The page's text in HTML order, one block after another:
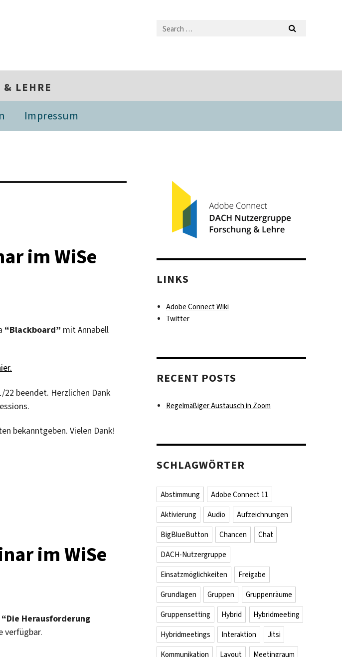
& LEHRE
Impressum
im WiSe
“Blackboard” mit Annabell
22 beendet. Herzlichen Dank
bekanntgeben. Vielen Dank!
im WiSe
“Die Herausforderung
verfügbar.
LINKS
Adobe Connect Wiki
Twitter
RECENT POSTS
Regelmäßiger Austausch in Zoom
SCHLAGWÖRTER
Abstimmung Adobe Connect 11
Aktivierung Audio Aufzeichnungen
BigBlueButton Chancen Chat
DACH-Nutzergruppe
Einsatzmöglichkeiten Freigabe
Grundlagen Gruppen Gruppenräume
Gruppensetting Hybrid Hybridmeeting
Hybridmeetings Interaktion Jitsi
Kommunikation Layout Meetingraum